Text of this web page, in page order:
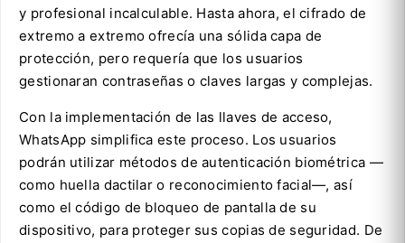
y profesional incalculable. Hasta ahora, el cifrado de
extremo a extremo ofrecía una sólida capa de
protección, pero requería que los usuarios
gestionaran contraseñas o claves largas y complejas.
Con la implementación de las llaves de acceso,
WhatsApp simplifica este proceso. Los usuarios
podrán utilizar métodos de autenticación biométrica —
como huella dactilar o reconocimiento facial—, así
como el código de bloqueo de pantalla de su
dispositivo, para proteger sus copias de seguridad. De